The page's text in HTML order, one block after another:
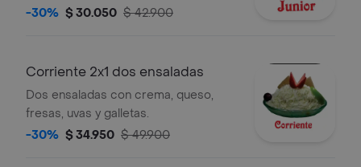
helado, fresa, uva y galleta.
-30% $ 30.050 $ 42.900
Corriente 2x1 dos ensaladas
Dos ensaladas con crema, queso,
fresas, uvas y galletas.
-30% $ 34.950 $ 49.900